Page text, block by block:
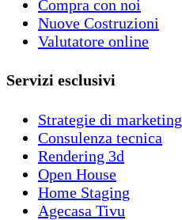
Compra con noi
Nuove Costruzioni
Valutatore online
Servizi esclusivi
Strategie di marketing
Consulenza tecnica
Rendering 3d
Open House
Home Staging
Agecasa Tivu